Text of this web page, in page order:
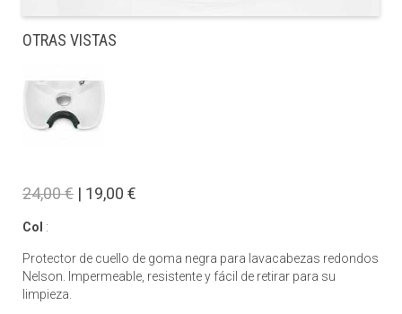
OTRAS VISTAS
24,00 € | 19,00 €
Col :
Protector de cuello de goma negra para lavacabezas redondos
Nelson. Impermeable, resistente y fácil de retirar para su
limpieza.